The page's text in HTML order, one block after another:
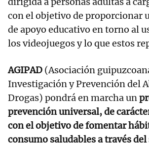
con el objetivo de proporcionar
de apoyo educativo en torno al
los videojuegos y lo que estos
AGIPAD (Asociación
Investigación y Prevención del
Drogas) pondrá en marcha un
prevención universal, de
con el objetivo de fomentar
consumo saludables a través